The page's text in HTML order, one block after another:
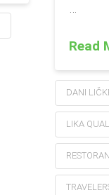
…
Read
DANI
LIKA